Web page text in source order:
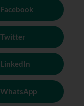
Facebook
Twitter
LinkedIn
WhatsApp